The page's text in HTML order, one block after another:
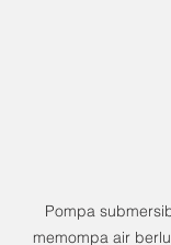
Pompa
memompa air